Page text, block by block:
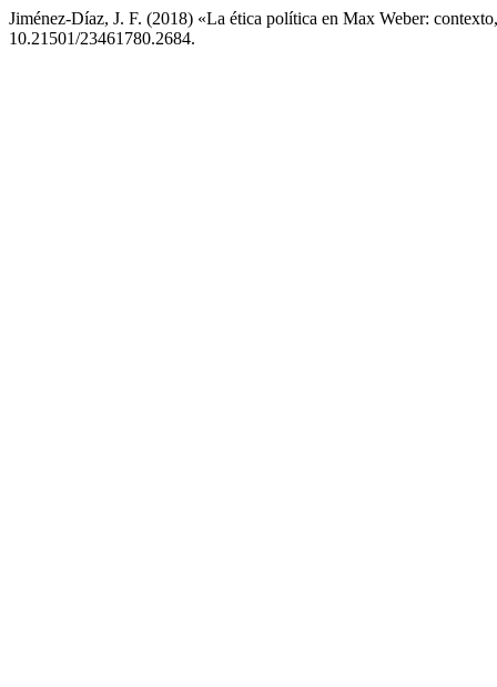
Jiménez-Díaz, J. F. (2018) «La ética política en Max Weber:
10.21501/23461780.2684.